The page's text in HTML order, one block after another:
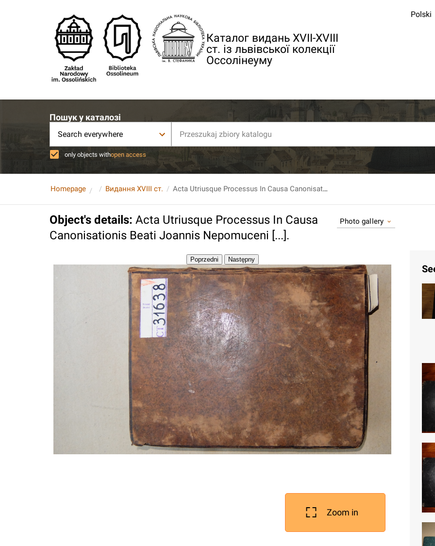
Каталог видань XVII-XVIII
ст. із львівської колекції
Оссолінеуму
Polski
Пошук у каталозі
Search everywhere
only objects withopen access
Homepage Видання XVIII ст. Acta Utriusque Processus In Causa Canonisationis Beati Joannis Nepomuceni [...].
Object's details: Acta Utriusque Processus In Causa
Canonisationis Beati Joannis Nepomuceni [...].
Photo gallery
Zoom in